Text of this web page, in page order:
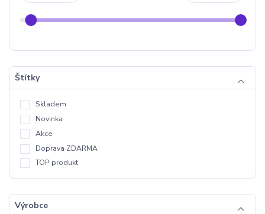
Štítky
Skladem
Novinka
Akce
Doprava ZDARMA
TOP produkt
Výrobce